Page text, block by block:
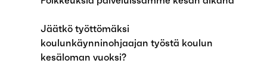
Jäätkö työttömäksi
koulunkäynninohjaajan työstä koulun
kesäloman vuoksi?